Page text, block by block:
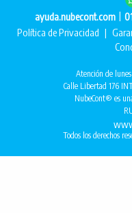
ayuda.nubecont.com |
Política de Privacidad |
Atención de
Calle Libertad 176
NubeCont® es
Todos los derechos